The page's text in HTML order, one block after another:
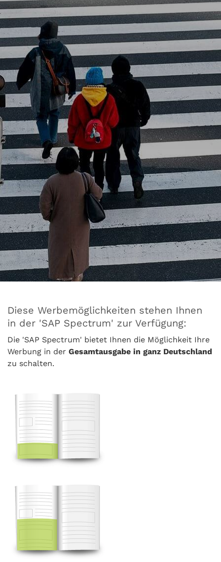
Diese Werbemöglichkeiten stehen Ihnen
in der 'SAP Spectrum' zur Verfügung:
Die 'SAP Spectrum' bietet Ihnen die Möglichkeit Ihre
Werbung in der Gesamtausgabe in ganz Deutschland
zu schalten.